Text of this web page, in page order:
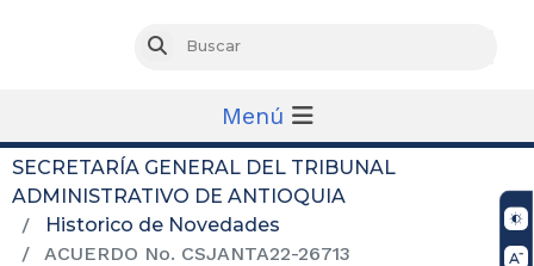
Buscar
Menú
SECRETARÍA GENERAL DEL TRIBUNAL
ADMINISTRATIVO DE ANTIOQUIA
Historico de Novedades
ACUERDO No. CSJANTA22-26713